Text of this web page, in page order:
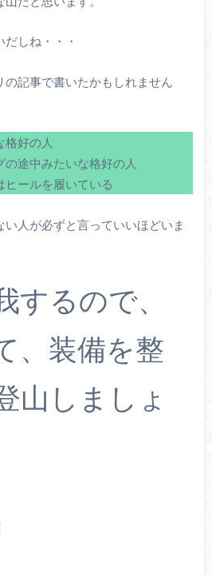
しね・・・
の記事で書いたかもしれません
格好の人
途中みたいな格好の人
ヒールを履いている
人が必ずと言っていいほどいま
するので、
、装備を整
山しましょ